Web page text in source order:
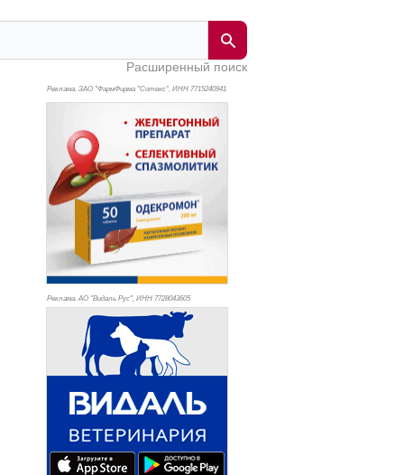
Расширенный поиск
Реклама. ЗАО "ФармФирма "Сотекс", ИНН 7715240941
Реклама. АО "Видаль Рус", ИНН 7728043605